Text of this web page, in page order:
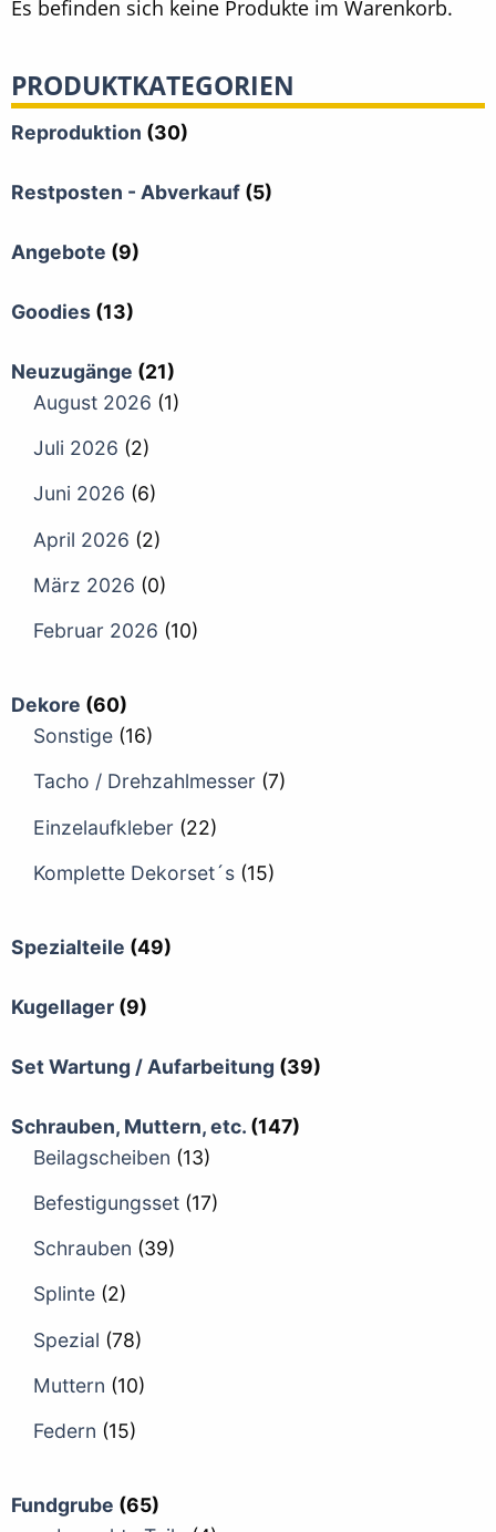
Es befinden sich keine Produkte im Warenkorb.
PRODUKTKATEGORIEN
Reproduktion (30)
Restposten - Abverkauf (5)
Angebote (9)
Goodies (13)
Neuzugänge (21)
August 2026 (1)
Juli 2026 (2)
Juni 2026 (6)
April 2026 (2)
März 2026 (0)
Februar 2026 (10)
Dekore (60)
Sonstige (16)
Tacho / Drehzahlmesser (7)
Einzelaufkleber (22)
Komplette Dekorset´s (15)
Spezialteile (49)
Kugellager (9)
Set Wartung / Aufarbeitung (39)
Schrauben, Muttern, etc. (147)
Beilagscheiben (13)
Befestigungsset (17)
Schrauben (39)
Splinte (2)
Spezial (78)
Muttern (10)
Federn (15)
Fundgrube (65)